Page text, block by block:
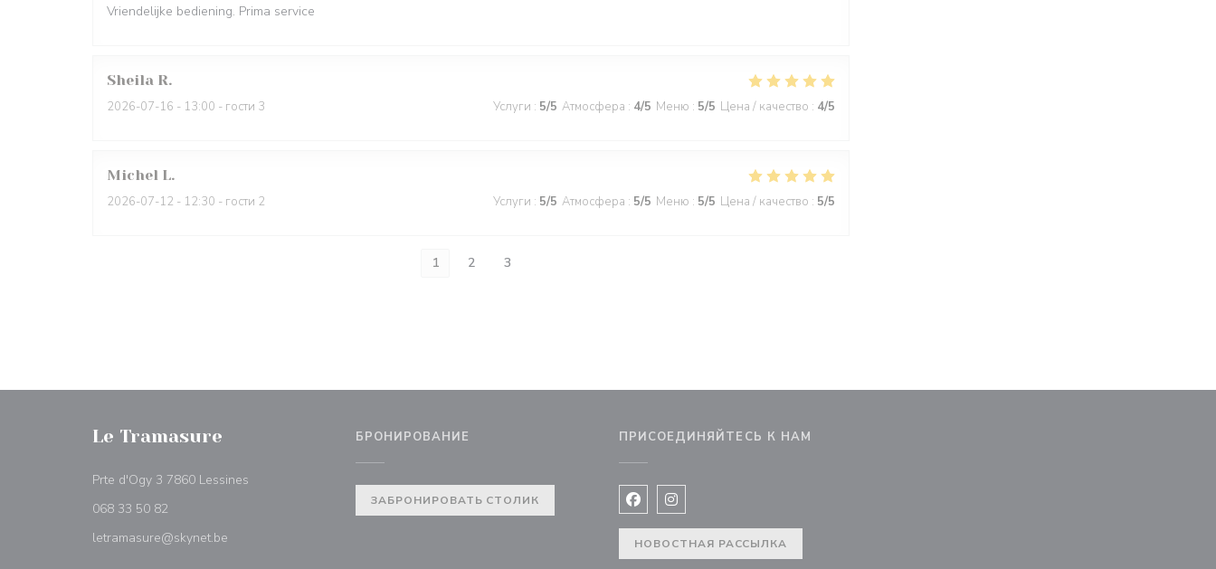
Vriendelijke bediening. Prima service
Sheila R
2026-07-16 - 13:00 - гости 3 Услуги : 5/5 Атмосфера : 4/5 Меню : 5/5 Цена / качество : 4/5
Michel L
2026-07-12 - 12:30 - гости 2 Услуги : 5/5 Атмосфера : 5/5 Меню : 5/5 Цена / качество : 5/5
1 2 3
Le Tramasure
Prte d'Ogy 3 7860 Lessines
068 33 50 82
letramasure@skynet.be
БРОНИРОВАНИЕ
ЗАБРОНИРОВАТЬ СТОЛИК
ПРИСОЕДИНЯЙТЕСЬ К НАМ
Facebook ((открывается в новом окне))
Instagram ((открывается в новом окне))
НОВОСТНАЯ РАССЫЛКА